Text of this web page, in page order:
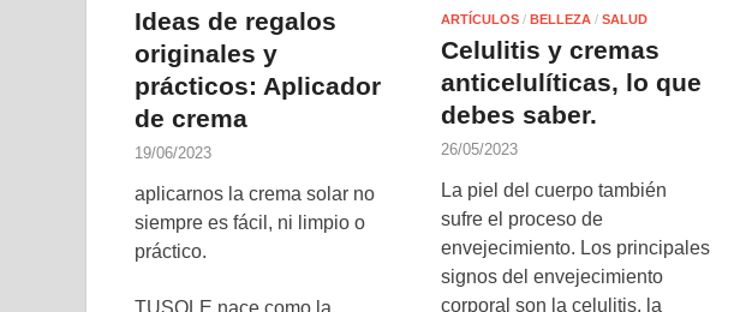
Ideas de regalos
originales y
prácticos: Aplicador
de crema
19/06/2023
aplicarnos la crema solar no
siempre es fácil, ni limpio o
práctico.
TUSOLE nace como la
ARTÍCULOS / BELLEZA / SALUD
Celulitis y cremas
anticelulíticas, lo que
debes saber.
26/05/2023
La piel del cuerpo también
sufre el proceso de
envejecimiento. Los principales
signos del envejecimiento
corporal son la celulitis, la